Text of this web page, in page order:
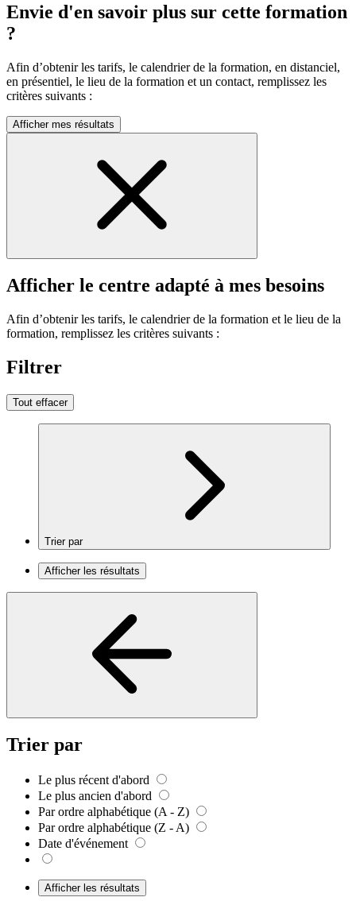
Envie d'en savoir plus sur cette formation
?
Afin d’obtenir les tarifs, le calendrier de la formation, en distanciel,
en présentiel, le lieu de la formation et un contact, remplissez les
critères suivants :
Afficher mes résultats
Afficher le centre adapté à mes besoins
Afin d’obtenir les tarifs, le calendrier de la formation et le lieu de la
formation, remplissez les critères suivants :
Filtrer
Tout effacer
Trier par
Afficher les résultats
Trier par
Le plus récent d'abord
Le plus ancien d'abord
Par ordre alphabétique (A - Z)
Par ordre alphabétique (Z - A)
Date d'événement
Afficher les résultats